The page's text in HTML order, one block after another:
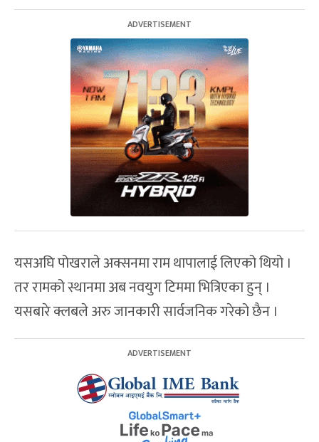
यसअघि पोखराले अक्सनमा राम थापालाई लिएको थियो ।
तर रामको स्थानमा अब नवयुग टिममा भित्रिएका हुन् ।
यसबारे क्लबले अरु जानकारी सार्वजनिक गरेको छैन ।